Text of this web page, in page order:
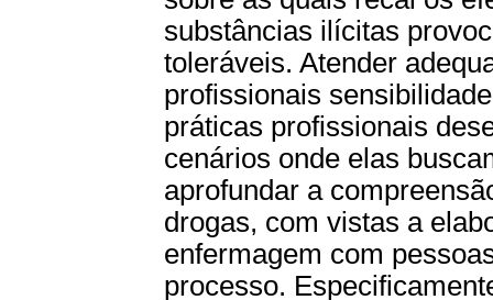
substâncias ilícitas
toleráveis. Atender
profissionais
práticas profissionais
cenários onde elas
aprofundar a
drogas, com vistas a
enfermagem com
processo.